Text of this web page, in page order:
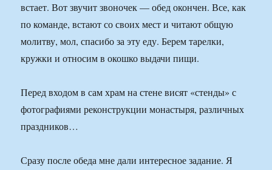
встает. Вот звучит звоночек — обед окончен. Все, как
по команде, встают со своих мест и читают общую
молитву, мол, спасибо за эту еду. Берем тарелки,
кружки и относим в окошко выдачи пищи.
Перед входом в сам храм на стене висят «стенды» с
фотографиями реконструкции монастыря, различных
праздников…
Сразу после обеда мне дали интересное задание. Я